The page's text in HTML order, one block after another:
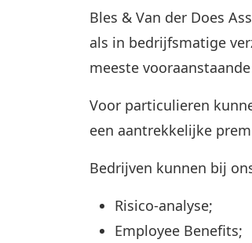
Bles & Van der Does
als in bedrijfsmatige
meeste
Voor particulieren
een aantrekkelijke
Bedrijven kunnen bij
Risico-analyse;
Employee Benefits;